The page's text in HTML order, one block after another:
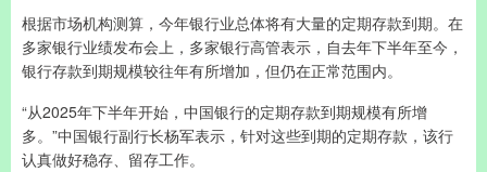
根据市场机构测算，今年银行业总体将有大量的定期存款到期。在
多家银行业绩发布会上，多家银行高管表示，自去年下半年至今，
银行存款到期规模较往年有所增加，但仍在正常范围内。
“从2025年下半年开始，中国银行的定期存款到期规模有所增
多。”中国银行副行长杨军表示，针对这些到期的定期存款，该行
认真做好稳存、留存工作。